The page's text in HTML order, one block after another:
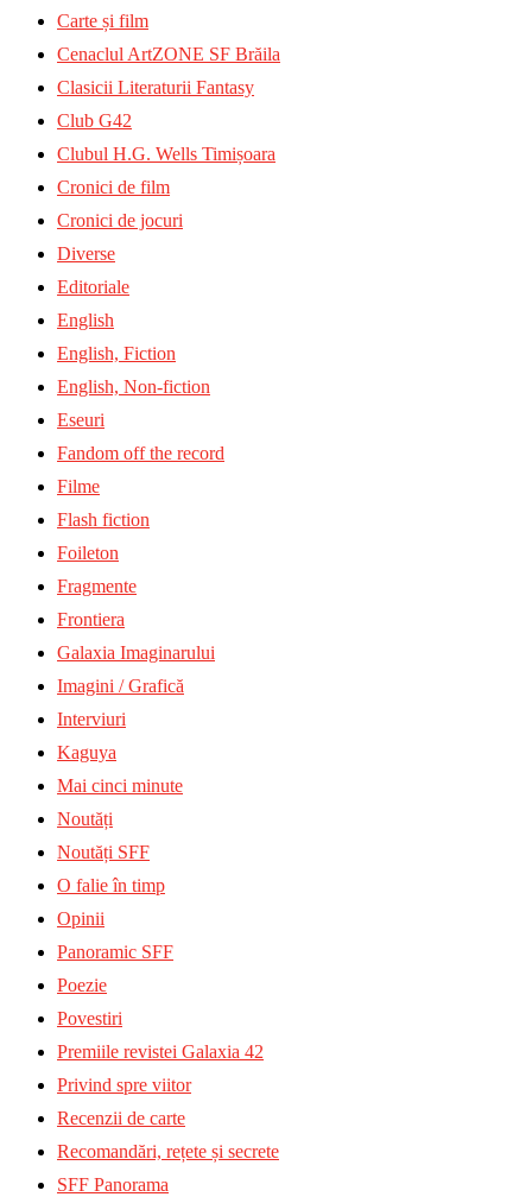
Carte și film
Cenaclul ArtZONE SF Brăila
Clasicii Literaturii Fantasy
Club G42
Clubul H.G. Wells Timișoara
Cronici de film
Cronici de jocuri
Diverse
Editoriale
English
English, Fiction
English, Non-fiction
Eseuri
Fandom off the record
Filme
Flash fiction
Foileton
Fragmente
Frontiera
Galaxia Imaginarului
Imagini / Grafică
Interviuri
Kaguya
Mai cinci minute
Noutăți
Noutăți SFF
O falie în timp
Opinii
Panoramic SFF
Poezie
Povestiri
Premiile revistei Galaxia 42
Privind spre viitor
Recenzii de carte
Recomandări, rețete și secrete
SFF Panorama